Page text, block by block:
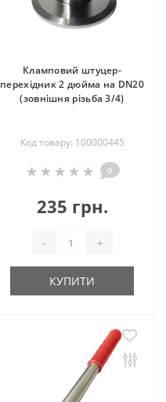
Кламповий штуцер-
перехідник 2 дюйма на DN20
(зовнішня різьба 3/4)
Код товару: 100000445
0
235 грн.
- +
КУПИТИ